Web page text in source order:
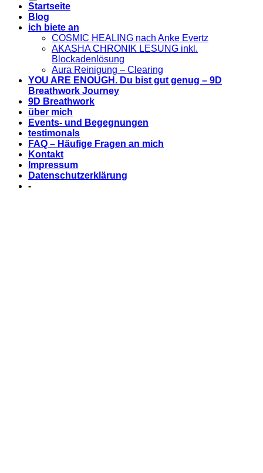
Startseite
Blog
ich biete an
COSMIC HEALING nach Anke Evertz
AKASHA CHRONIK LESUNG inkl.
Blockadenlösung
Aura Reinigung – Clearing
YOU ARE ENOUGH. Du bist gut genug – 9D
Breathwork Journey
9D Breathwork
über mich
Events- und Begegnungen
testimonals
FAQ – Häufige Fragen an mich
Kontakt
Impressum
Datenschutzerklärung
-